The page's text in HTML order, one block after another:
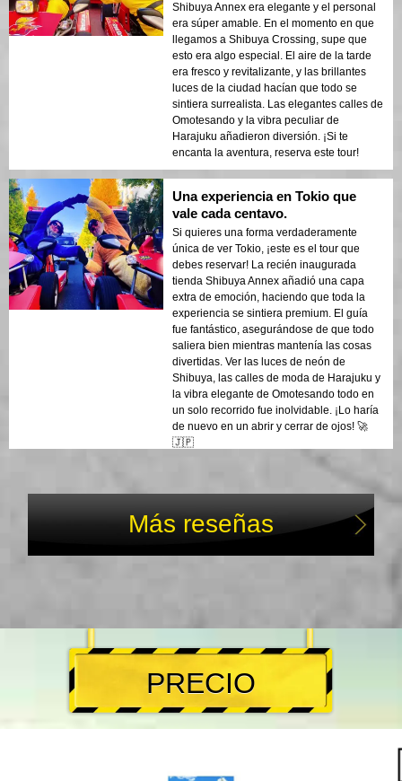
Shibuya Annex era elegante y el personal
era súper amable. En el momento en que
llegamos a Shibuya Crossing, supe que
esto era algo especial. El aire de la tarde
era fresco y revitalizante, y las brillantes
luces de la ciudad hacían que todo se
sintiera surrealista. Las elegantes calles de
Omotesando y la vibra peculiar de
Harajuku añadieron diversión. ¡Si te
encanta la aventura, reserva este tour!
Una experiencia en Tokio que
vale cada centavo.
Si quieres una forma verdaderamente
única de ver Tokio, ¡este es el tour que
debes reservar! La recién inaugurada
tienda Shibuya Annex añadió una capa
extra de emoción, haciendo que toda la
experiencia se sintiera premium. El guía
fue fantástico, asegurándose de que todo
saliera bien mientras mantenía las cosas
divertidas. Ver las luces de neón de
Shibuya, las calles de moda de Harajuku y
la vibra elegante de Omotesando todo en
un solo recorrido fue inolvidable. ¡Lo haría
de nuevo en un abrir y cerrar de ojos! 🚀
🇯🇵
Más reseñas
PRECIO